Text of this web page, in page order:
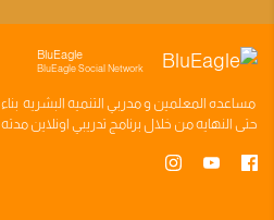
BluEagle
BluEagle Social Network
مساعده المعلمين ومدربي التنميه البشريه بناء
حتى النهايه من خلال برنامج تدريبي اونلاين مدته